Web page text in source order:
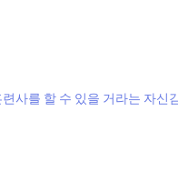
사를 할 수 있을 거라는 자신